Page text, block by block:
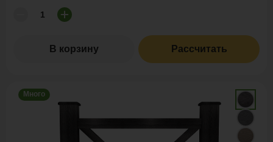
В корзину Рассчитать
Много